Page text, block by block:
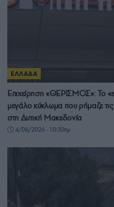
ΕΛΛΑΔΑ
Επιχείρηση «ΘΕΡΙΣΜΟΣ»: Το
μεγάλο κύκλωμα που ρήμαζε
στη Δυτική Μακεδονία
4/06/2026 - 10:30πμ